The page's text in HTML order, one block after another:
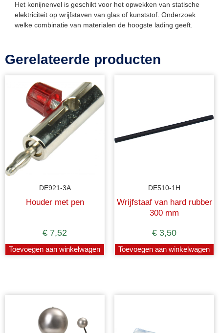
Het konijnenvel is geschikt voor het opwekken van statische
elektriciteit op wrijfstaven van glas of kunststof. Onderzoek
welke combinatie van materialen de hoogste lading geeft.
Gerelateerde producten
DE921-3A
Houder met pen
€ 7,52
Toevoegen aan winkelwagen
DE510-1H
Wrijfstaaf van hard rubber
300 mm
€ 3,50
Toevoegen aan winkelwagen